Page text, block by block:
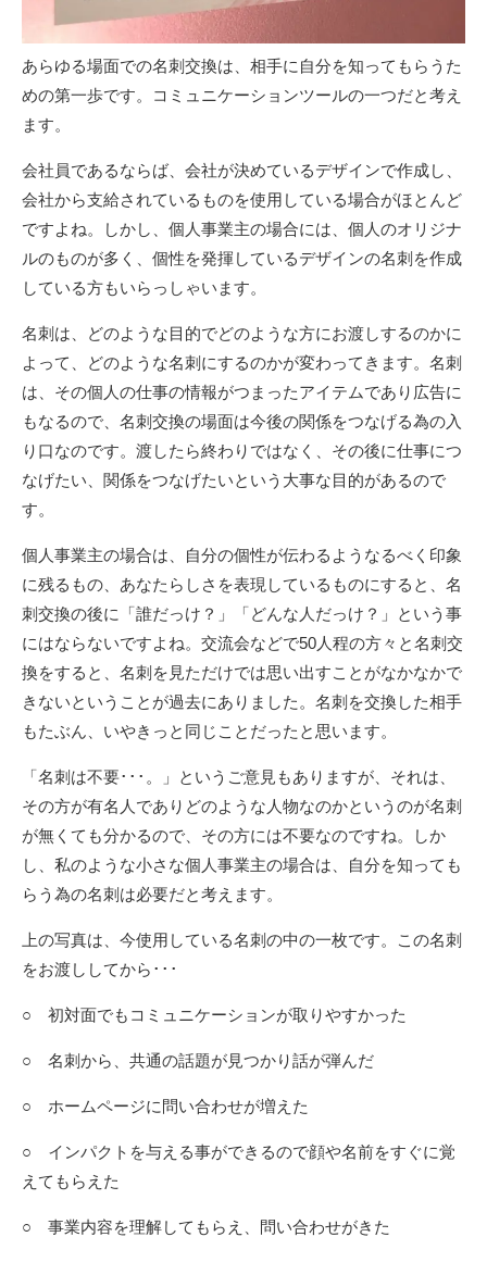
あらゆる場面での名刺交換は、相手に自分を知ってもらうた
めの第一歩です。コミュニケーションツールの一つだと考え
ます。
会社員であるならば、会社が決めているデザインで作成し、
会社から支給されているものを使用している場合がほとんど
ですよね。しかし、個人事業主の場合には、個人のオリジナ
ルのものが多く、個性を発揮しているデザインの名刺を作成
している方もいらっしゃいます。
名刺は、どのような目的でどのような方にお渡しするのかに
よって、どのような名刺にするのかが変わってきます。名刺
は、その個人の仕事の情報がつまったアイテムであり広告に
もなるので、名刺交換の場面は今後の関係をつなげる為の入
り口なのです。渡したら終わりではなく、その後に仕事につ
なげたい、関係をつなげたいという大事な目的があるので
す。
個人事業主の場合は、自分の個性が伝わるようなるべく印象
に残るもの、あなたらしさを表現しているものにすると、名
刺交換の後に「誰だっけ？」「どんな人だっけ？」という事
にはならないですよね。交流会などで50人程の方々と名刺交
換をすると、名刺を見ただけでは思い出すことがなかなかで
きないということが過去にありました。名刺を交換した相手
もたぶん、いやきっと同じことだったと思います。
「名刺は不要･･･。」というご意見もありますが、それは、
その方が有名人でありどのような人物なのかというのが名刺
が無くても分かるので、その方には不要なのですね。しか
し、私のような小さな個人事業主の場合は、自分を知っても
らう為の名刺は必要だと考えます。
上の写真は、今使用している名刺の中の一枚です。この名刺
をお渡ししてから･･･
○ 初対面でもコミュニケーションが取りやすかった
○ 名刺から、共通の話題が見つかり話が弾んだ
○ ホームページに問い合わせが増えた
○ インパクトを与える事ができるので顔や名前をすぐに覚
えてもらえた
○ 事業内容を理解してもらえ、問い合わせがきた